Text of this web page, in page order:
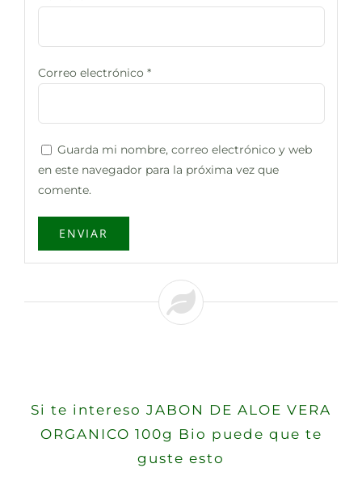
Correo electrónico *
Guarda mi nombre, correo electrónico y web
en este navegador para la próxima vez que
comente.
Si te intereso JABON DE ALOE VERA
ORGANICO 100g Bio puede que te
guste esto